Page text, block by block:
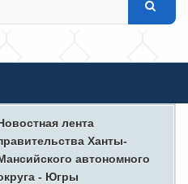
лента
Ханты-
автономного
- Югры